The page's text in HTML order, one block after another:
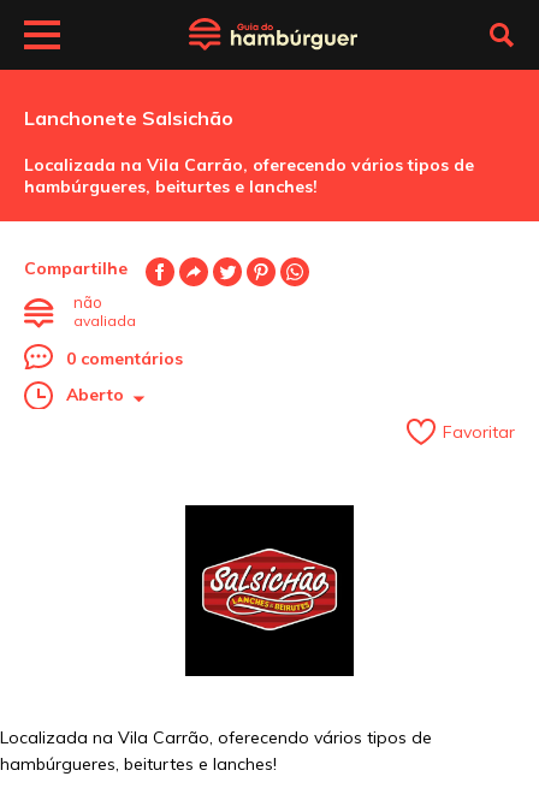
Lanchonete Salsichão
Localizada na Vila Carrão, oferecendo vários tipos de
hambúrgueres, beiturtes e lanches!
Compartilhe
não
avaliada
0 comentários
Aberto
Favoritar
Localizada na Vila Carrão, oferecendo vários tipos de
hambúrgueres, beiturtes e lanches!